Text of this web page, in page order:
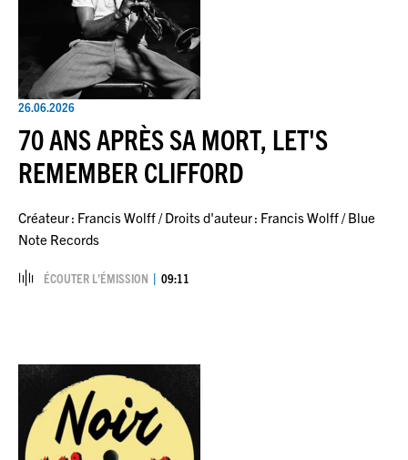
26.06.2026
70 ANS APRÈS SA MORT, LET'S
REMEMBER CLIFFORD
Créateur : Francis Wolff / Droits d'auteur : Francis Wolff / Blue
Note Records
ÉCOUTER L’ÉMISSION 09:11